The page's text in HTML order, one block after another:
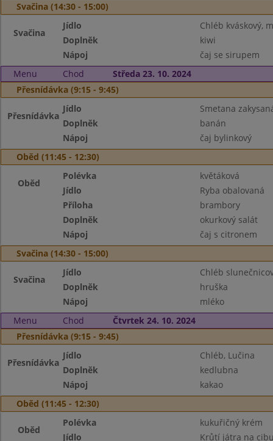
Svačina (14:30 - 15:00)
Svačina
Jídlo
Chléb kváskový,
Doplněk
kiwi
Nápoj
čaj se sirupem
Menu
Chod
Středa 23. 10. 2024
Přesnídávka (9:15 - 9:45)
Přesnídávka
Jídlo
Smetana
Doplněk
banán
Nápoj
čaj bylinkový
Oběd (11:45 - 12:30)
Oběd
Polévka
květáková
Jídlo
Ryba obalovaná
Příloha
brambory
Doplněk
okurkový salát
Nápoj
čaj s citronem
Svačina (14:30 - 15:00)
Svačina
Jídlo
Chléb
Doplněk
hruška
Nápoj
mléko
Menu
Chod
Čtvrtek 24. 10. 2024
Přesnídávka (9:15 - 9:45)
Přesnídávka
Jídlo
Chléb, Lučina
Doplněk
kedlubna
Nápoj
kakao
Oběd (11:45 - 12:30)
Oběd
Polévka
kukuřičný krém
Jídlo
Krůtí játra na